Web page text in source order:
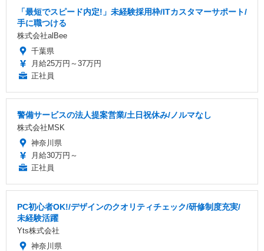
「最短でスピード内定!」未経験採用枠/ITカスタマーサポート/
手に職つける
株式会社alBee
千葉県
月給25万円～37万円
正社員
警備サービスの法人提案営業/土日祝休み/ノルマなし
株式会社MSK
神奈川県
月給30万円～
正社員
PC初心者OK!/デザインのクオリティチェック/研修制度充実/
未経験活躍
Yts株式会社
神奈川県